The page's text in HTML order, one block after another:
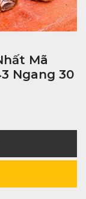
Mã
Ngang 30